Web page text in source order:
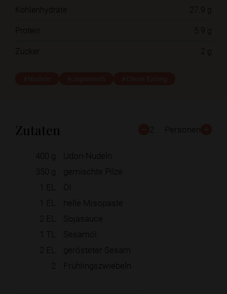
Kohlenhydrate
27.9 g
Protein
5.9 g
Zucker
2 g
Zutaten 2 Personen
400 g
Udon-Nudeln
350 g
gemischte Pilze
1 EL
Öl
1 EL
helle Misopaste
2 EL
Sojasauce
1 TL
Sesamöl
2 EL
gerösteter Sesam
2
Frühlingszwiebeln